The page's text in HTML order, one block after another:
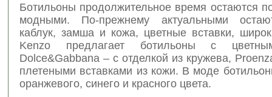
Ботильоны продолжительное время остаются
модными. По-прежнему актуальными
каблук, замша и кожа, цветные вставки,
Kenzo предлагает ботильоны с
Dolce&Gabbana – с отделкой из кружева,
плетеными вставками из кожи. В моде
оранжевого, синего и красного цвета.